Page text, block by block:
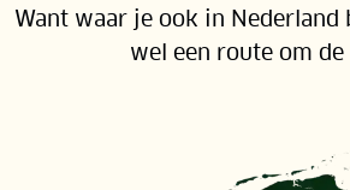
Want waar je ook in
wel een route om de